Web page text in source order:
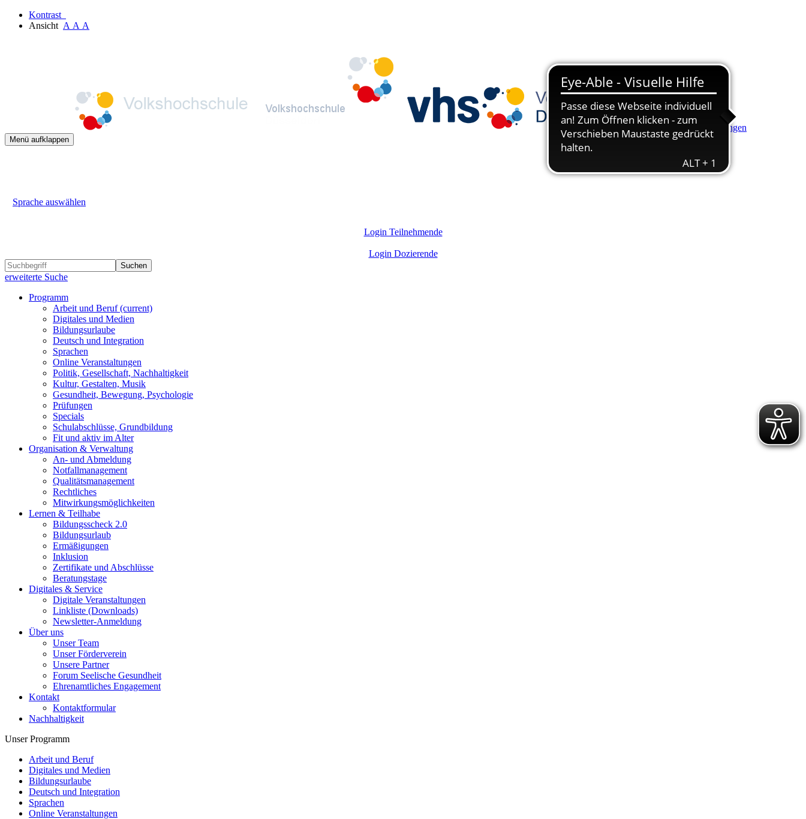
Kontrast
Ansicht A A A
Hauptinhalt anspringen
Menü aufklappen
Sprache auswählen
Login Teilnehmende
Login Dozierende
Suchen
erweiterte Suche
Programm
Arbeit und Beruf(current)
Digitales und Medien
Bildungsurlaube
Deutsch und Integration
Sprachen
Online Veranstaltungen
Politik, Gesellschaft, Nachhaltigkeit
Kultur, Gestalten, Musik
Gesundheit, Bewegung, Psychologie
Prüfungen
Specials
Schulabschlüsse, Grundbildung
Fit und aktiv im Alter
Organisation & Verwaltung
An- und Abmeldung
Notfallmanagement
Qualitätsmanagement
Rechtliches
Mitwirkungsmöglichkeiten
Lernen & Teilhabe
Bildungsscheck 2.0
Bildungsurlaub
Ermäßigungen
Inklusion
Zertifikate und Abschlüsse
Beratungstage
Digitales & Service
Digitale Veranstaltungen
Linkliste (Downloads)
Newsletter-Anmeldung
Über uns
Unser Team
Unser Förderverein
Unsere Partner
Forum Seelische Gesundheit
Ehrenamtliches Engagement
Kontakt
Kontaktformular
Nachhaltigkeit
Unser Programm
Arbeit und Beruf
Digitales und Medien
Bildungsurlaube
Deutsch und Integration
Sprachen
Online Veranstaltungen